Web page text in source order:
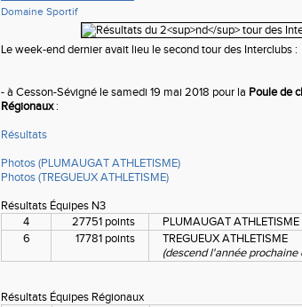
Domaine Sportif
Le week-end dernier avait lieu le second tour des Interclubs :
- à Cesson-Sévigné le samedi 19 mai 2018 pour la Poule de
Régionaux:
Résultats
Photos (PLUMAUGAT ATHLETISME)
Photos (TREGUEUX ATHLETISME)
Résultats Équipes N3
4
27751 points
PLUMAUGAT ATHLETISME
6
17781 points
TREGUEUX ATHLETISME
(descend l'année prochaine
Résultats Équipes Régionaux